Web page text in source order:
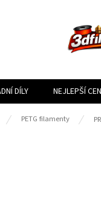
DÍLY NEJLEPŠÍ
PETG filamenty